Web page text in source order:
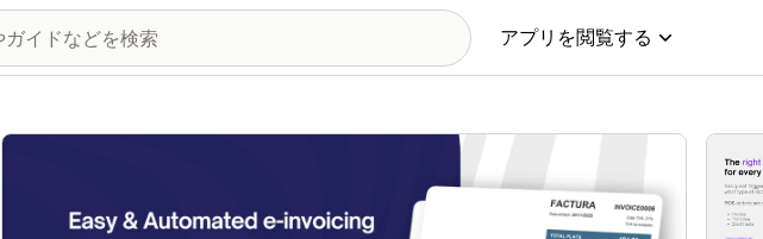
アプリを閲覧する
特集の画像ギャラリー